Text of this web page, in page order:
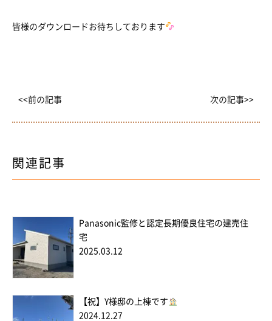
皆様のダウンロードお待ちしております
<<前の記事 次の記事>>
関連記事
Panasonic監修と認定長期優良住宅の建売住
宅
2025.03.12
【祝】Y様邸の上棟です
2024.12.27